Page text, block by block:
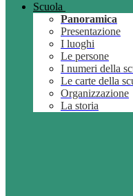
Scuola
Panoramica
Presentazione
I luoghi
Le persone
I numeri della
Le carte della
Organizzazione
La storia